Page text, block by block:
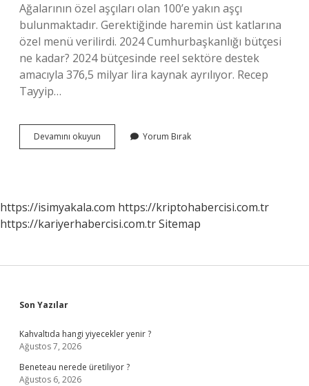
Ağalarının özel aşçıları olan 100’e yakın aşçı
bulunmaktadır. Gerektiğinde haremin üst katlarına
özel menü verilirdi. 2024 Cumhurbaşkanlığı bütçesi
ne kadar? 2024 bütçesinde reel sektöre destek
amacıyla 376,5 milyar lira kaynak ayrılıyor. Recep
Tayyip…
Devamını okuyun
Bir
Yorum Bırak
https://isimyakala.com https://kriptohabercisi.com.tr
https://kariyerhabercisi.com.trSitemap
Sidebar
Son Yazılar
Kahvaltıda hangi yiyecekler yenir ?
Ağustos 7, 2026
Beneteau nerede üretiliyor ?
Ağustos 6, 2026